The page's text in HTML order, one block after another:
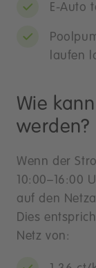
E-Auto
laufen
Wie
werden?
Wenn der
10:00–16:00
auf den
Dies
Netz von: